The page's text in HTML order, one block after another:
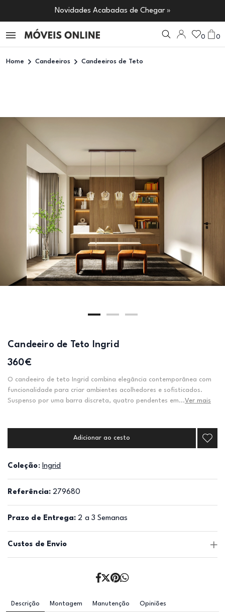
Novidades Acabadas de Chegar »
0 0
Home Candeeiros Candeeiros de Teto
Candeeiro de Teto Ingrid
360€
O candeeiro de teto Ingrid combina elegância contemporânea com
funcionalidade para criar ambientes acolhedores e sofisticados.
Suspenso por uma barra discreta, quatro pendentes em...Ver mais
Adicionar ao cesto
Coleção: Ingrid
Referência: 279680
Prazo de Entrega: 2 a 3 Semanas
Custos de Envio
Descrição Montagem Manutenção Opiniões